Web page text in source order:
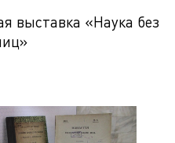
выставка «Наука без